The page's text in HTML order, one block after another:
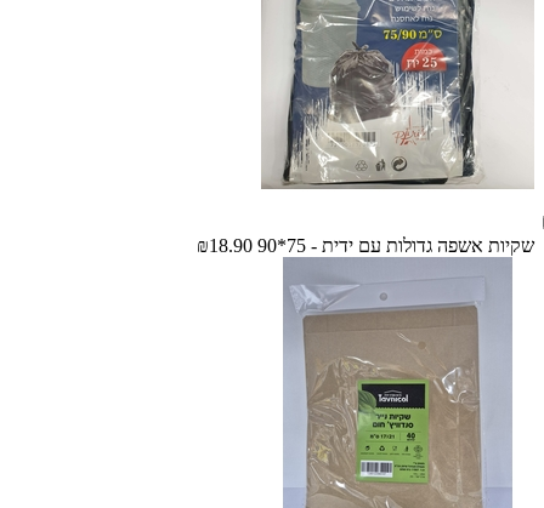
שקיות אשפה גדולות עם ידית - 75*90 ₪18.90